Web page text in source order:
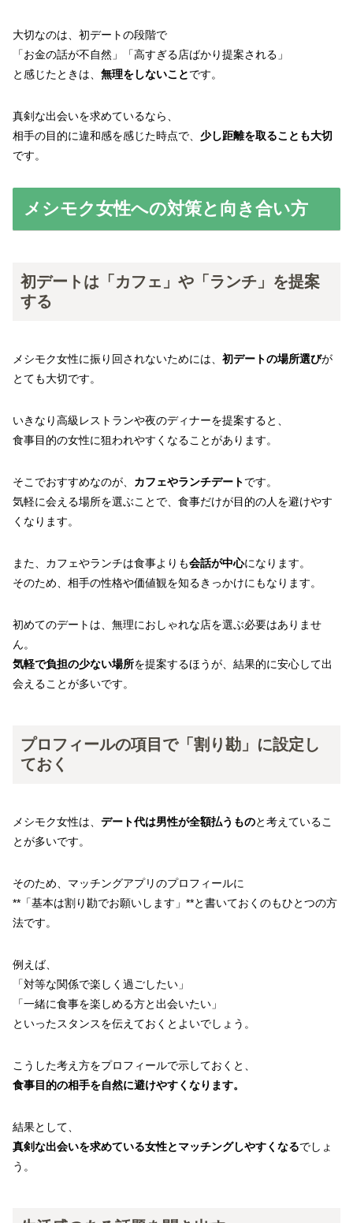
大切なのは、初デートの段階で
「お金の話が不自然」「高すぎる店ばかり提案される」
と感じたときは、 無理をしないことです。
真剣な出会いを求めているなら、
相手の目的に違和感を感じた時点で、 少し距離を取ることも大切
です。
メシモク女性への対策と向き合い方
初デートは「カフェ」や「ランチ」を提案
する
メシモク女性に振り回されないためには、 初デートの場所選びが
とても大切です。
いきなり高級レストランや夜のディナーを提案すると、
食事目的の女性に狙われやすくなることがあります。
そこでおすすめなのが、 カフェやランチデートです。
気軽に会える場所を選ぶことで、食事だけが目的の人を避けやす
くなります。
また、カフェやランチは食事よりも会話が中心になります。
そのため、相手の性格や価値観を知るきっかけにもなります。
初めてのデートは、無理におしゃれな店を選ぶ必要はありませ
ん。
気軽で負担の少ない場所を提案するほうが、結果的に安心して出
会えることが多いです。
プロフィールの項目で「割り勘」に設定し
ておく
メシモク女性は、 デート代は男性が全額払うものと考えているこ
とが多いです。
そのため、マッチングアプリのプロフィールに
**「基本は割り勘でお願いします」**と書いておくのもひとつの方
法です。
例えば、
「対等な関係で楽しく過ごしたい」
「一緒に食事を楽しめる方と出会いたい」
といったスタンスを伝えておくとよいでしょう。
こうした考え方をプロフィールで示しておくと、
食事目的の相手を自然に避けやすくなります。
結果として、
真剣な出会いを求めている女性とマッチングしやすくなるでしょ
う。